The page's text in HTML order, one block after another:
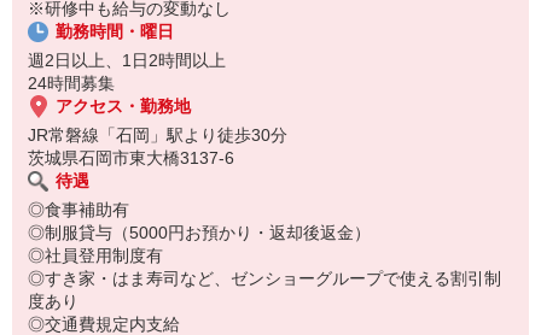
※研修中も給与の変動なし
勤務時間・曜日
週2日以上、1日2時間以上
24時間募集
アクセス・勤務地
JR常磐線「石岡」駅より徒歩30分
茨城県石岡市東大橋3137-6
待遇
◎食事補助有
◎制服貸与（5000円お預かり・返却後返金）
◎社員登用制度有
◎すき家・はま寿司など、ゼンショーグループで使える割引制
度あり
◎交通費規定内支給